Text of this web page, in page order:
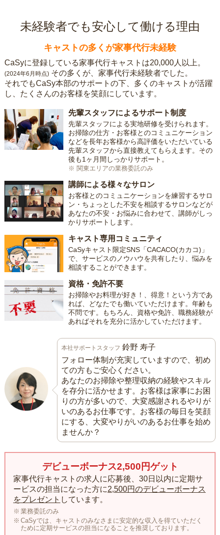
未経験者でも安心して働ける理由
キャストの多くが家事代行未経験
CaSyに登録している家事代行キャストは20,000人以上。
(2024年6月時点) その多くが、家事代行未経験者でした。
それでもCaSy本部のサポートの下、多くのキャストが活躍
し、たくさんのお客様を笑顔にしています。
先輩スタッフによるサポート制度
先輩スタッフによる実地研修を受けられます。
お掃除の仕方・お客様とのコミュニケーション
などを長年お客様から高評価をいただいている
先輩スタッフから直接教えてもらえます。その
後も1ヶ月間しっかりサポート。
※ 関東エリアの業務委託のみ
講師による様々なサロン
お客様とのコミュニケーションを練習するサロ
ン・ちょっとした不安を相談するサロンなどが
あなたの不安・お悩みに合わせて、講師がしっ
かりサポートします。
キャスト専用コミュニティ
CaSyキャスト限定SNS「CACACO(カカコ)」
で、サービスのノウハウを共有したり、悩みを
相談することができます。
資格・免許不要
お掃除やお料理が好き！、得意！という方であ
れば、どなたでも働いていただけます。年齢も
不問です。もちろん、資格や免許、職務経験が
あればそれを充分に活かしていただけます。
本社サポートスタッフ 鈴野 寿子
フォロー体制が充実していますので、初め
ての方もご安心ください。
あなたのお掃除や整理収納の経験やスキル
を存分に活かせます。お客様は家事にお困
りの方が多いので、大変感謝されるやりが
いのあるお仕事です。お客様の毎日を笑顔
にする、大変やりがいのあるお仕事を始め
ませんか？
デビューボーナス2,500円ゲット
家事代行キャストの求人に応募後、30日以内に定期サ
ービスの担当になった方に2,500円のデビューボーナス
をプレゼント しています。
業務委託のみ
CaSyでは、キャストのみなさまに安定的な収入を得ていただく
ために定期サービスの担当になることを推奨しております。